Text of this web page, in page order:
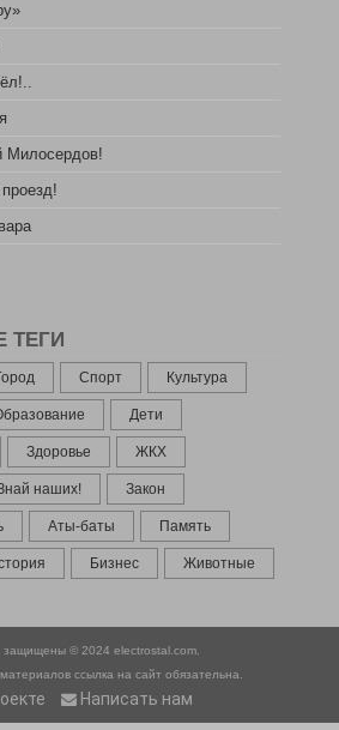
Милосердов!
проезд!
ТЕГИ
Спорт Культура
Дети
Здоровье ЖКХ
наших! Закон
Аты-баты Память
Бизнес Животные
защищены © 2024 electrostal.com.
ссылка на сайт обязательна.
Написать нам